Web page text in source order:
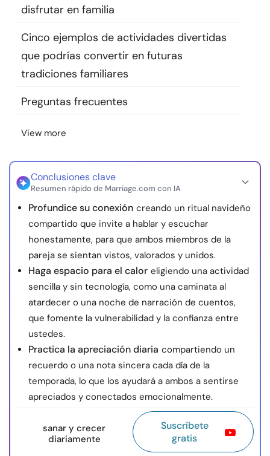
Encuentra un terapeuta
Sobre nosotros Contáctanos
nosotros
© Copyright 2026. Todos los derechos reservados.
disfrutar en familia
Cinco ejemplos de actividades divertidas
que podrías convertir en futuras
tradiciones familiares
Preguntas frecuentes
View more
Conclusiones clave
Resumen rápido de Marriage.com con IA
Profundice su conexión creando un ritual navideño
compartido que invite a hablar y escuchar
honestamente, para que ambos miembros de la
pareja se sientan vistos, valorados y unidos.
Haga espacio para el calor eligiendo una actividad
sencilla y sin tecnología, como una caminata al
atardecer o una noche de narración de cuentos,
que fomente la vulnerabilidad y la confianza entre
ustedes.
Practica la apreciación diaria compartiendo un
recuerdo o una nota sincera cada día de la
temporada, lo que los ayudará a ambos a sentirse
apreciados y conectados emocionalmente.
sanar y crecer
diariamente
Suscríbete
gratis